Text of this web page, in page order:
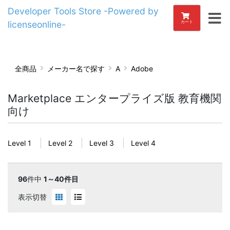
Developer Tools Store -Powered by
licenseonline-
カート
全商品 メーカー名で探す A Adobe
Marketplace エンタープライズ版 教育機関
向け
Level 1 Level 2 Level 3 Level 4
96件中 1～40件目
表示切替